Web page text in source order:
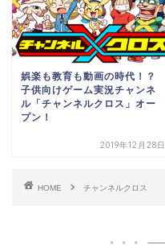
娯楽も教育も動画の時代！？
子供向けゲーム実況チャンネ
ル「チャンネルクロス」オー
プン！
2019年12月28日
HOME チャンネルクロス